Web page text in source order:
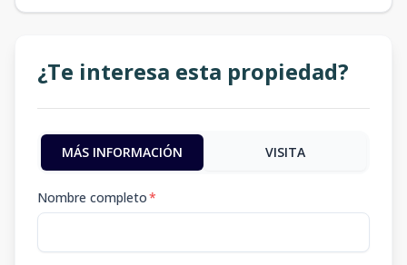
¿Te interesa esta propiedad?
MÁS INFORMACIÓN VISITA
Nombre completo*